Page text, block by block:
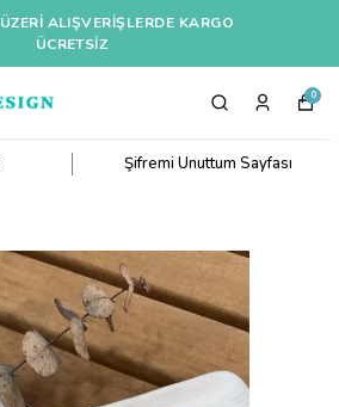
ALIŞVERIŞLERDE KARGO
ÜCRETSİZ
0
Şifremi Unuttum Sayfası